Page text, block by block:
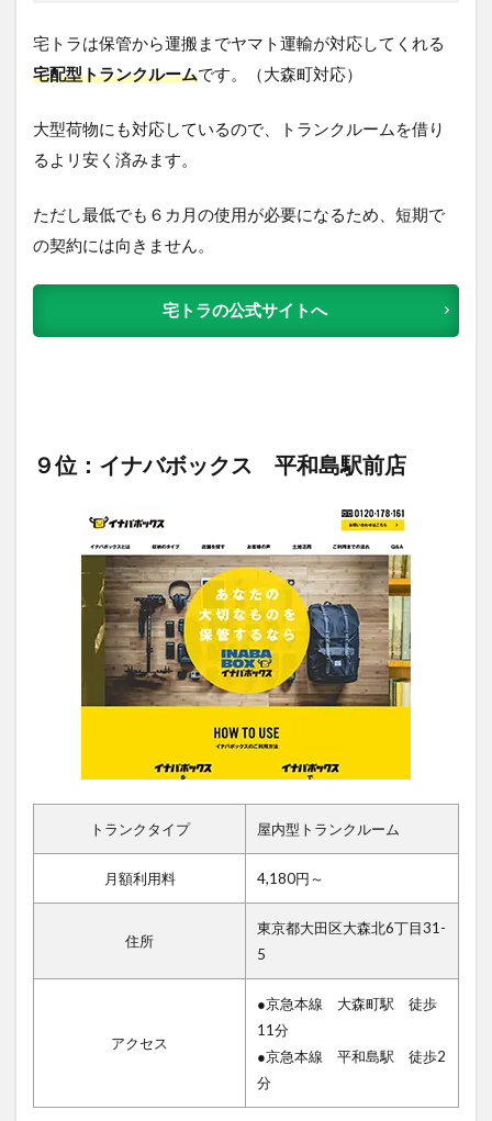
宅トラは保管から運搬までヤマト運輸が対応してくれる
宅配型トランクルームです。（大森町対応）
大型荷物にも対応しているので、トランクルームを借り
るよリ安く済みます。
ただし最低でも６カ月の使用が必要になるため、短期で
の契約には向きません。
宅トラの公式サイトへ
９位：イナバボックス 平和島駅前店
トランクタイプ 屋内型トランクルーム
月額利用料 4,180円～
住所
東京都大田区大森北6丁目31-
5
アクセス
●京急本線 大森町駅 徒歩
11分
●京急本線 平和島駅 徒歩2
分